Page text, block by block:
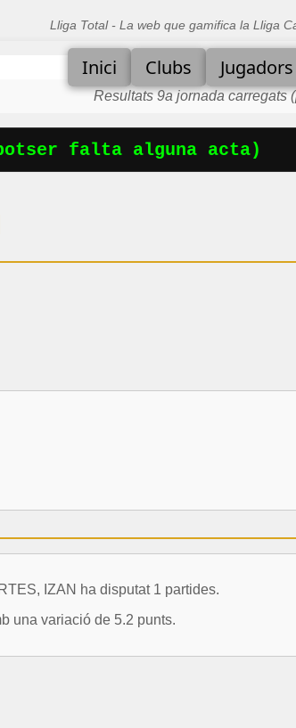
Lliga Total - La web que gamifica la Lliga
Inici Clubs Jugadors
Resultats 9a jornada carregats
falta alguna acta)
IZAN ha disputat 1 partides.
una variació de 5.2 punts.